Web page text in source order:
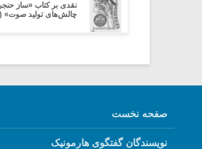
نقدی بر کتاب «ساز
چالش‌های تولید صوت» (۲)
صفحه نخست
نویسندگان گفتگوی هارمونیک